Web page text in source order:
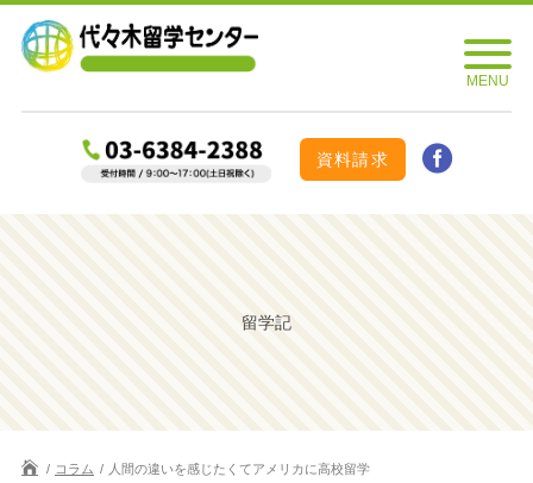
資料請求
留学記
コラム 人間の違いを感じたくてアメリカに高校留学